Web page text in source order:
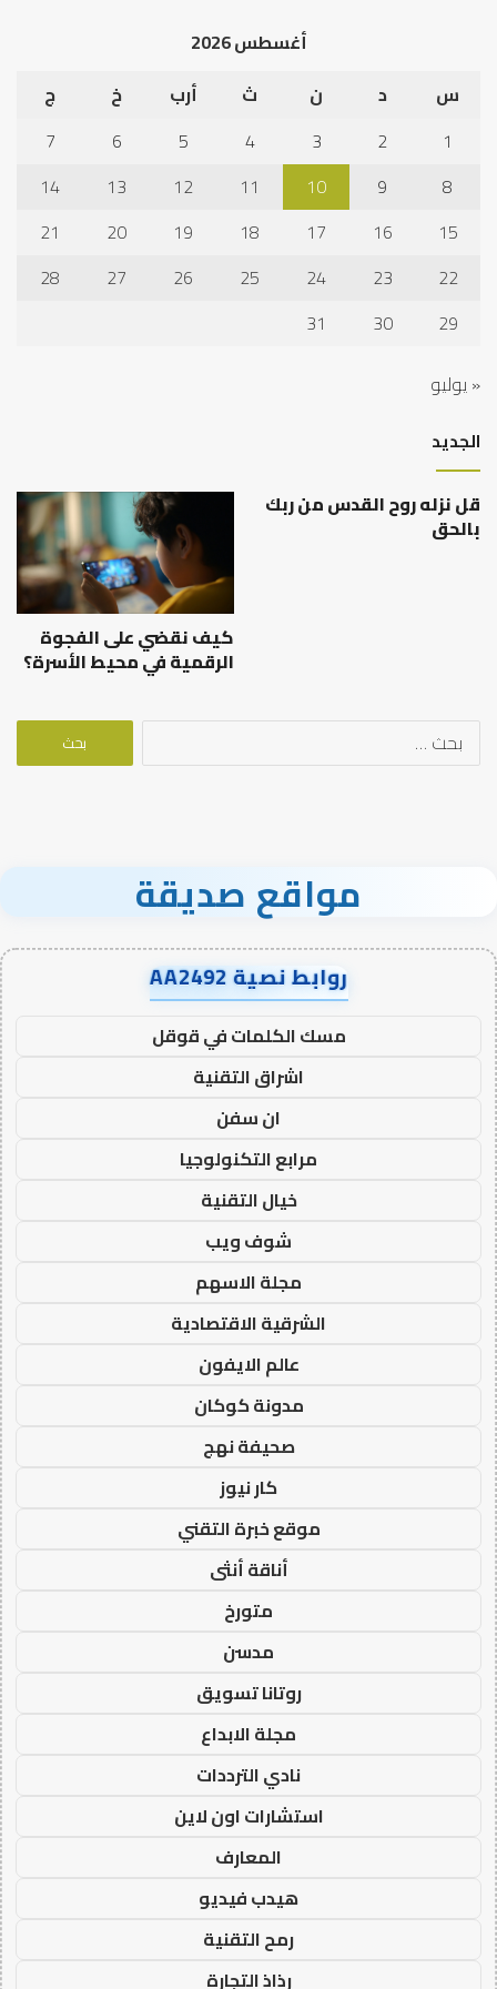
أغسطس 2026
س
د ن ث أرب خ
ج
1
2
3
4
5
6
7
8
9
10
11
12
13
14
15
16
17
18
19
20
21
22
23
24
25
26
27
28
29
30
31
« يوليو
الجديد
قل نزله روح القدس من ربك
بالحق
كيف نقضي على الفجوة
الرقمية في محيط الأسرة؟
البحث
مواقع صديقة
روابط نصية AA2492
مسك الكلمات في قوقل
اشراق التقنية
ان سفن
مرابع التكنولوجيا
خيال التقنية
شوف ويب
مجلة الاسهم
الشرقية الاقتصادية
عالم الايفون
مدونة كوكان
صحيفة نهج
كار نيوز
موقع خبرة التقني
أناقة أنثى
متورخ
مدسن
روتانا تسويق
مجلة الابداع
نادي الترددات
استشارات اون لاين
المعارف
هيدب فيديو
رمح التقنية
رذاذ التجارة